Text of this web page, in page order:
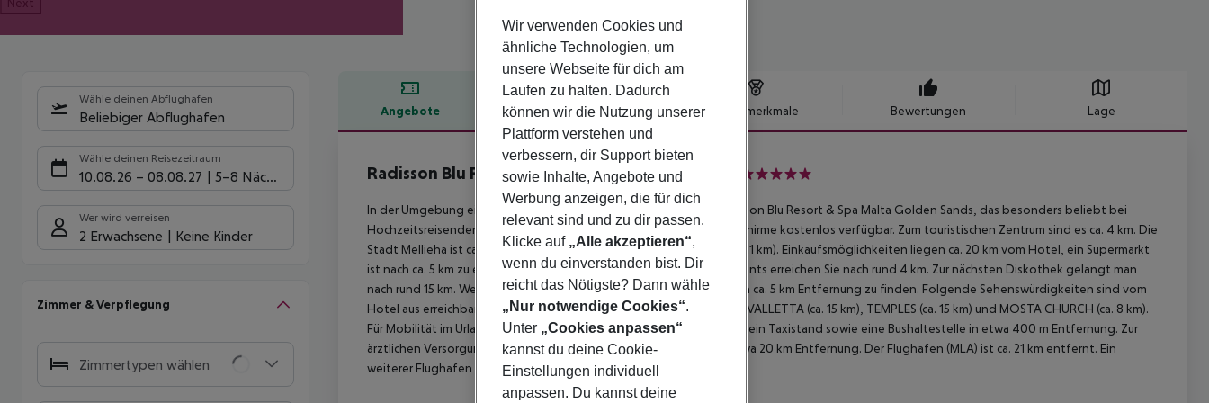
Wähle deinen Abflughafen
Beliebiger Abflughafen
Wähle deinen Reisezeitraum
10.08.26 – 08.08.27 5-8 Nächte
Wer wird verreisen
2 Erwachsene Keine Kinder
Zimmer & Verpflegung
Zimmertypen wählen
Angebote Hotelbeschreibung Hotelmerkmale Bewertungen Lage
Hotelbeschreibung
Radisson Blu Resort & Spa Malta Golden Sands
In der Umgebung eines privaten Sandstrandes liegt das Hotel Radisson Blu Resort & Spa Malta Golden Sands, das besonders beliebt bei
Hochzeitsreisenden ist. Am Strand sind Sonnenliegen und Sonnenschirme kostenlos verfügbar. Zum touristischen Zentrum sind es ca. 4 km. Die
Stadt Mellieha ist ca. 1 km entfernt (St. Pauls ca. 10 km, St. Julian''s ca. 11 km). Einkaufsmöglichkeiten liegen ca. 20 km vom Hotel, ein Supermarkt
ist nach ca. 5 km zu erreichen. Die nächstgelegenen Bars und Restaurants erreichen Sie nach rund 4 km. Zur nächsten Diskothek gelangt man
nach rund 15 km. Weitere Unterhaltungsangebote wie ein Kino sind in ca. 5 km Entfernung zu finden. Folgende Sehenswürdigkeiten sind vom
Hotel aus erreichbar: Popeye Village (ca. 8 km), AQUARIUM (ca. 5 km), VALLETTA (ca. 15 km), TEMPLES (ca. 15 km) und MOSTA CHURCH (ca. 8 km).
Für Mobilität im Urlaub sorgen neben einem Mietwagen-Verleih auch ein Taxistand sowie eine Bushaltestelle in etwa 400 m Entfernung. Zur
ärztlichen Versorgung im Notfall befindet sich ein Krankenhaus in etwa 20 km Entfernung. Der Flughafen (MLA) ist ca. 21 km entfernt. Ein
weiterer Flughafen (MLT) liegt in etwa 999 km Entfernung.
Wir verwenden Cookies und
ähnliche Technologien, um
unsere Webseite für dich am
Laufen zu halten. Dadurch
können wir die Nutzung unserer
Plattform verstehen und
verbessern, dir Support bieten
sowie Inhalte, Angebote und
Werbung anzeigen, die für dich
relevant sind und zu dir passen.
Klicke auf „Alle akzeptieren“,
wenn du einverstanden bist. Dir
reicht das Nötigste? Dann wähle
„Nur notwendige Cookies“.
Unter „Cookies anpassen“
kannst du deine Cookie-
Einstellungen individuell
anpassen. Du kannst deine